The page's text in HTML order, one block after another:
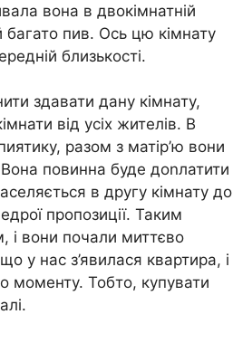
вона в двокімнатній
багато пив. Ось цю кімнату
близькості.
здавати дану кімнату,
від усіх жителів. В
разом з матір’ю вони
повинна буде доnлатити
в другу кімнату до
пропозиції. Таким
і вони почали миттєво
у нас з’явилася квартира, і
моменту. Тобто, купувати